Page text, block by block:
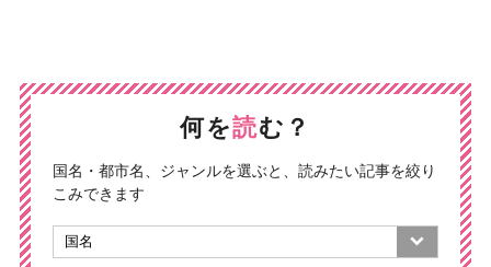
何を読む？
国名・都市名、ジャンルを選ぶと、読みたい記事を絞り
こみできます